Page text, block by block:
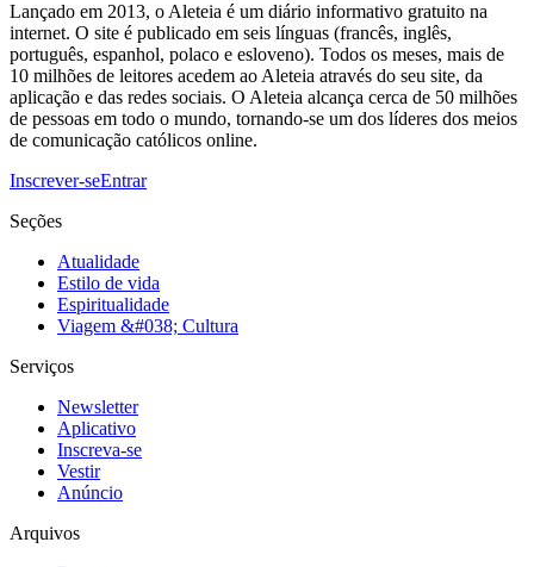
Lançado em 2013, o Aleteia é um diário informativo gratuito na
internet. O site é publicado em seis línguas (francês, inglês,
português, espanhol, polaco e esloveno). Todos os meses, mais de
10 milhões de leitores acedem ao Aleteia através do seu site, da
aplicação e das redes sociais. O Aleteia alcança cerca de 50 milhões
de pessoas em todo o mundo, tornando-se um dos líderes dos meios
de comunicação católicos online.
Inscrever-seEntrar
Seções
Atualidade
Estilo de vida
Espiritualidade
Viagem &#038; Cultura
Serviços
Newsletter
Aplicativo
Inscreva-se
Vestir
Anúncio
Arquivos